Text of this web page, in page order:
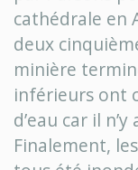
cathédrale en
deux
minière
inférieurs ont
d’eau car il
Finalement,